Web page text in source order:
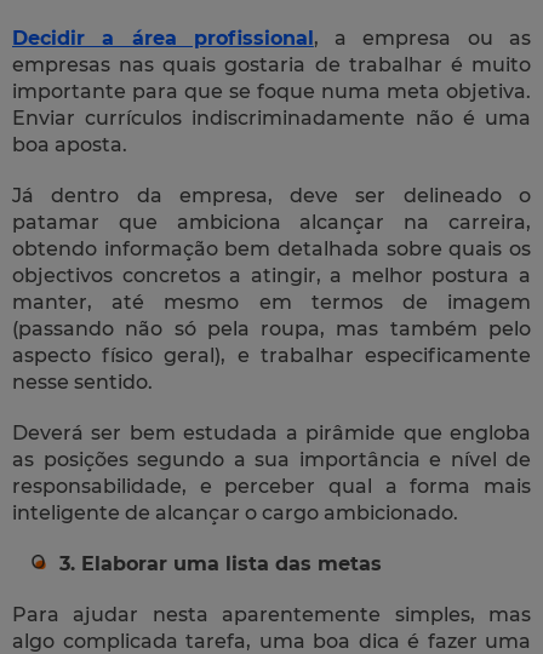
Decidir a área profissional, a empresa ou as
empresas nas quais gostaria de trabalhar é muito
importante para que se foque numa meta objetiva.
Enviar currículos indiscriminadamente não é uma
boa aposta.
Já dentro da empresa, deve ser delineado o
patamar que ambiciona alcançar na carreira,
obtendo informação bem detalhada sobre quais os
objectivos concretos a atingir, a melhor postura a
manter, até mesmo em termos de imagem
(passando não só pela roupa, mas também pelo
aspecto físico geral), e trabalhar especificamente
nesse sentido.
Deverá ser bem estudada a pirâmide que engloba
as posições segundo a sua importância e nível de
responsabilidade, e perceber qual a forma mais
inteligente de alcançar o cargo ambicionado.
3. Elaborar uma lista das metas
Para ajudar nesta aparentemente simples, mas
algo complicada tarefa, uma boa dica é fazer uma